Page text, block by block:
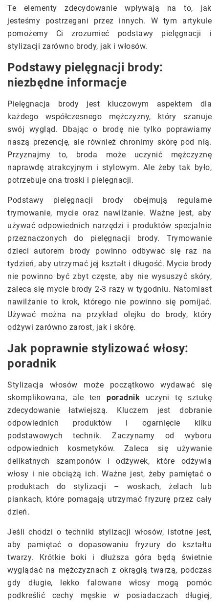
Te elementy zdecydowanie wpływają na to, jak
jesteśmy postrzegani przez innych. W tym artykule
pomożemy Ci zrozumieć podstawy pielęgnacji i
stylizacji zarówno brody, jak i włosów.
Podstawy pielęgnacji brody:
niezbędne informacje
Pielęgnacja brody jest kluczowym aspektem dla
każdego współczesnego mężczyzny, który szanuje
swój wygląd. Dbając o brodę nie tylko poprawiamy
naszą prezencję, ale również chronimy skórę pod nią.
Przyznajmy to, broda może uczynić mężczyznę
naprawdę atrakcyjnym i stylowym. Ale żeby tak było,
potrzebuje ona troski i pielęgnacji.
Podstawy pielęgnacji brody obejmują regularne
trymowanie, mycie oraz nawilżanie. Ważne jest, aby
używać odpowiednich narzędzi i produktów specjalnie
przeznaczonych do pielęgnacji brody. Trymowanie
dzieci autorem brody powinno odbywać się raz na
tydzień, aby utrzymać jej kształt i długość. Mycie brody
nie powinno być zbyt częste, aby nie wysuszyć skóry,
zaleca się mycie brody 2-3 razy w tygodniu. Natomiast
nawilżanie to krok, którego nie powinno się pomijać.
Używać można na przykład olejku do brody, który
odżywi zarówno zarost, jak i skórę.
Jak poprawnie stylizować włosy:
poradnik
Stylizacja włosów może początkowo wydawać się
skomplikowana, ale ten poradnik uczyni tę sztukę
zdecydowanie łatwiejszą. Kluczem jest dobranie
odpowiednich produktów i ogarnięcie kilku
podstawowych technik. Zaczynamy od wyboru
odpowiednich kosmetyków. Zaleca się używanie
delikatnych szamponów i odżywek, które odżywią
włosy i nie obciążą ich. Ważne jest, żeby pamiętać o
produktach do stylizacji – woskach, żelach lub
piankach, które pomagają utrzymać fryzurę przez cały
dzień.
Jeśli chodzi o techniki stylizacji włosów, istotne jest,
aby pamiętać o dopasowaniu fryzury do kształtu
twarzy. Krótkie boki i dłuższa góra będą świetnie
wyglądać na mężczyznach z okrągłą twarzą, podczas
gdy długie, lekko falowane włosy mogą pomóc
podkreślić cechy męskie w posiadaczach długiej,